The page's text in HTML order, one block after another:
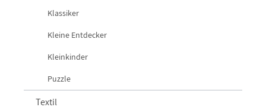
Klassiker
Kleine Entdecker
Kleinkinder
Puzzle
Textil